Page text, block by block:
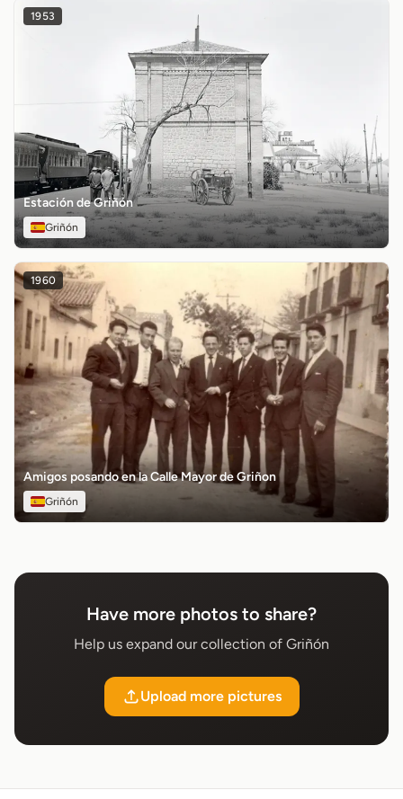
1953
Estación de Griñón
Griñón
1960
Amigos posando en la Calle Mayor de Griñon
Griñón
Have more photos to share?
Help us expand our collection of Griñón
Upload more pictures